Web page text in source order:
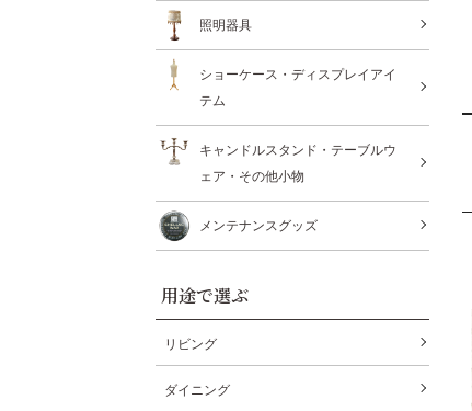
照明器具
ショーケース・ディスプレイアイ
テム
キャンドルスタンド・テーブルウ
ェア・その他小物
メンテナンスグッズ
用途で選ぶ
リビング
ダイニング